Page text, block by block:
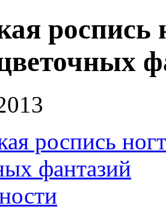
роспись
роспись
фантазий